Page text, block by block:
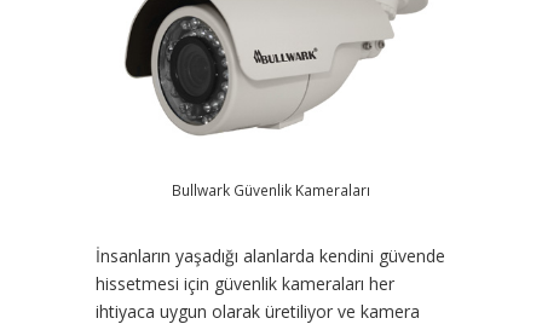
Bullwark Güvenlik Kameraları
İnsanların yaşadığı alanlarda kendini güvende
hissetmesi için güvenlik kameraları her
ihtiyaca uygun olarak üretiliyor ve kamera